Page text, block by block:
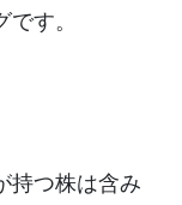
す。
持つ株は含み